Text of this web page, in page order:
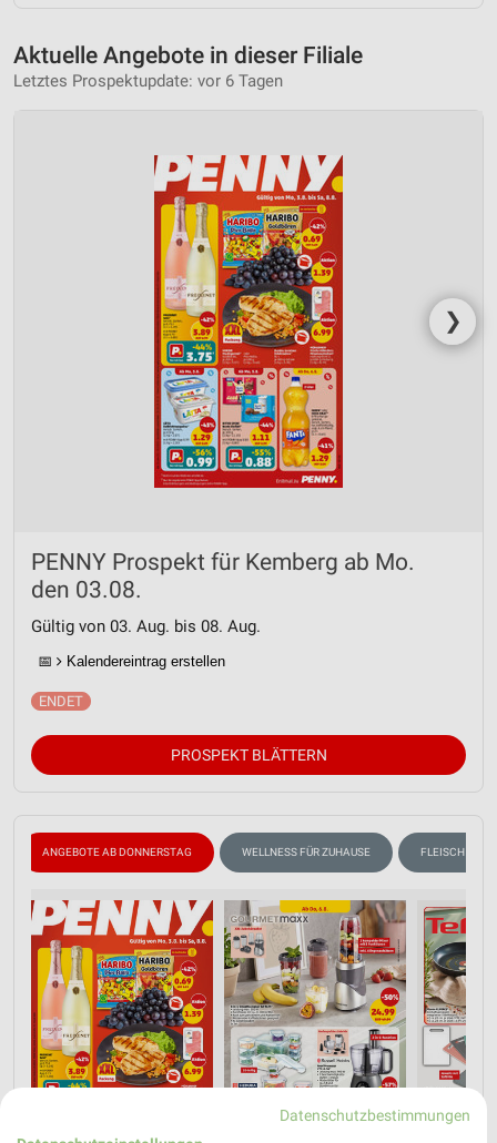
Aktuelle Angebote in dieser Filiale
Letztes Prospektupdate: vor 6 Tagen
❯
PENNY Prospekt für Kemberg ab Mo.
den 03.08.
Gültig von 03. Aug. bis 08. Aug.
📅 Kalendereintrag erstellen
PROSPEKT BLÄTTERN
ANGEBOTE AB DONNERSTAG WELLNESS FÜR ZUHAUSE FLEISCH &
Datenschutzbestimmungen